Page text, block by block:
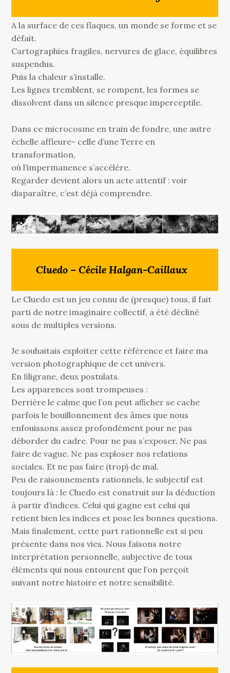
A la surface de ces flaques, un monde se forme et se
défait.
Cartographies fragiles, nervures de glace, équilibres
suspendus.
Puis la chaleur s’installe.
Les lignes tremblent, se rompent, les formes se
dissolvent dans un silence presque imperceptile.
Dans ce microcosme en train de fondre, une autre
échelle affleure- celle d’une Terre en
transformation,
où l’impermanence s’accélère.
Regarder devient alors un acte attentif : voir
disparaître, c’est déjà comprendre.
Cluedo – Cécile Halgan-Caillaux
Le Cluedo est un jeu connu de (presque) tous, il fait
parti de notre imaginaire collectif, a été décliné
sous de multiples versions.
Je souhaitais exploiter cette référence et faire ma
version photographique de cet univers.
En ﬁligrane, deux postulats.
Les apparences sont trompeuses :
Derrière le calme que l’on peut aﬃcher se cache
parfois le bouillonnement des âmes que nous
enfouissons assez profondément pour ne pas
déborder du cadre. Pour ne pas s’exposer. Ne pas
faire de vague. Ne pas exploser nos relations
sociales. Et ne pas faire (trop) de mal.
Peu de raisonnements rationnels, le subjectif est
toujours là : le Cluedo est construit sur la déduction
à partir d’indices. Celui qui gagne est celui qui
retient bien les indices et pose les bonnes questions.
Mais ﬁnalement, cette part rationnelle est si peu
présente dans nos vies. Nous faisons notre
interprétation personnelle, subjective de tous
éléments qui nous entourent que l’on perçoit
suivant notre histoire et notre sensibilité.